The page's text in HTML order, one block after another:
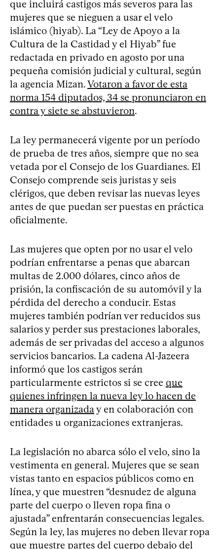
que incluirá castigos más severos para las
mujeres que se nieguen a usar el velo
islámico (hiyab). La “Ley de Apoyo a la
Cultura de la Castidad y el Hiyab” fue
redactada en privado en agosto por una
pequeña comisión judicial y cultural, según
la agencia Mizan.Votaron a favor de esta
norma 154 diputados, 34 se pronunciaron en
contra y siete se abstuvieron.
La ley permanecerá vigente por un período
de prueba de tres años, siempre que no sea
vetada por el Consejo de los Guardianes. El
Consejo comprende seis juristas y seis
clérigos, que deben revisar las nuevas leyes
antes de que puedan ser puestas en práctica
oficialmente.
Las mujeres que opten por no usar el velo
podrían enfrentarse a penas que abarcan
multas de 2.000 dólares, cinco años de
prisión, la confiscación de su automóvil y la
pérdida del derecho a conducir. Estas
mujeres también podrían ver reducidos sus
salarios y perder sus prestaciones laborales,
además de ser privadas del acceso a algunos
servicios bancarios. La cadena Al-Jazeera
informó que los castigos serán
particularmente estrictos si se cree que
quienes infringen la nueva ley lo hacen de
manera organizaday en colaboración con
entidades u organizaciones extranjeras.
La legislación no abarca sólo el velo, sino la
vestimenta en general. Mujeres que se sean
vistas tanto en espacios públicos como en
línea, y que muestren “desnudez de alguna
parte del cuerpo o lleven ropa fina o
ajustada” enfrentarán consecuencias legales.
Según la ley, las mujeres no deben llevar ropa
que muestre partes del cuerpo debajo del